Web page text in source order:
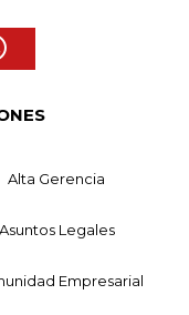
Alta Gerencia
Asuntos Legales
Empresarial